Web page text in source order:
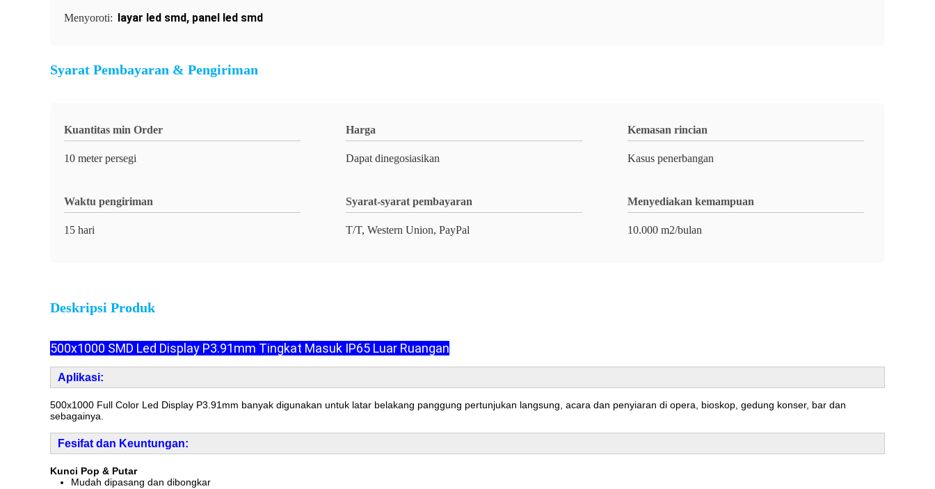
Menyoroti: layar led smd, panel led smd
Syarat Pembayaran & Pengiriman
Kuantitas min Order
10 meter persegi
Harga
Dapat dinegosiasikan
Kemasan rincian
Kasus penerbangan
Waktu pengiriman
15 hari
Syarat-syarat pembayaran
T/T, Western Union, PayPal
Menyediakan kemampuan
10.000 m2/bulan
Deskripsi Produk
500x1000 SMD Led Display P3.91mm Tingkat Masuk IP65 Luar Ruangan
Aplikasi:
500x1000 Full Color Led Display P3.91mm banyak digunakan untuk latar belakang panggung pertunjukan langsung, acara dan penyiaran di opera, bioskop, gedung konser, bar dan
sebagainya.
Fesifat dan Keuntungan:
Kunci Pop & Putar
Mudah dipasang dan dibongkar